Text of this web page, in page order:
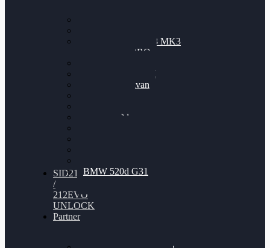
Nissan GT-R35 3.8 MK3
V6 TWINTURBO
VW Passat 2.0TDI
VW T6 Multivan
BMW 120d
BMW 520d G31
SID212
/
212EVO
UNLOCK
Partner